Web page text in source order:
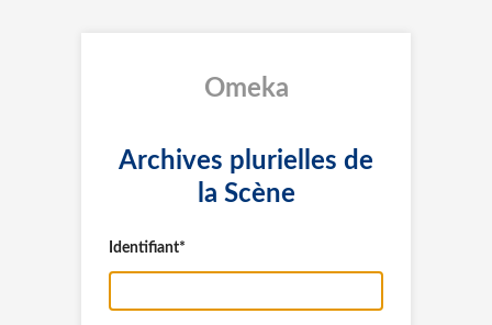
Omeka
Archives plurielles de
la Scène
Identifiant